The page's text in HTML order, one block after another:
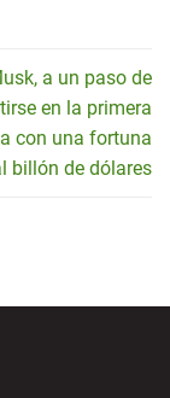
a un paso de
en la primera
con una fortuna
billón de dólares